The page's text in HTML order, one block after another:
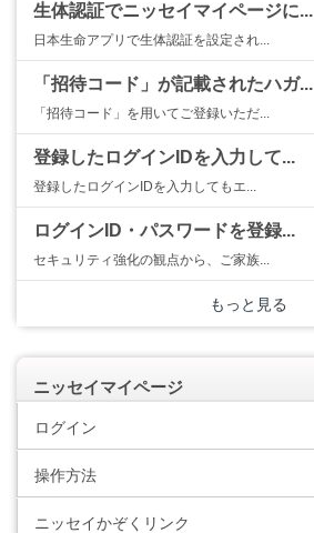
生体認証でニッセイマイページに...
日本生命アプリで生体認証を設定され...
「招待コード」が記載されたハガ...
「招待コード」を用いてご登録いただ...
登録したログインIDを入力して...
登録したログインIDを入力してもエ...
ログインID・パスワードを登録...
セキュリティ強化の観点から、ご家族...
もっと見る
ニッセイマイページ
ログイン
操作方法
ニッセイかぞくリンク